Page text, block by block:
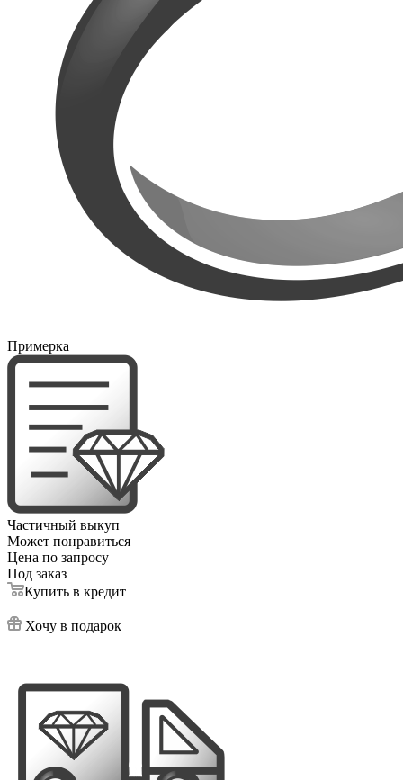
Примерка
Частичный выкуп
Может понравиться
Цена по запросу
Под заказ
Купить в кредит
Хочу в подарок